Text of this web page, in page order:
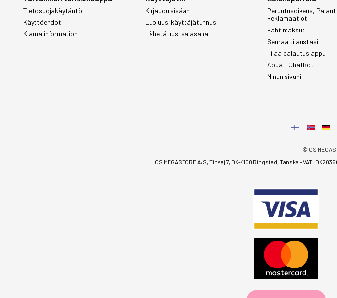
Tietosuojakäytäntö
Käyttöehdot
Klarna information
Kirjaudu sisään
Luo uusi käyttäjätunnus
Lähetä uusi salasana
Peruutusoikeus,
Reklamaatiot
Rahtimaksut
Seuraa tilaustasi
Tilaa palautuslappu
Apua - ChatBot
Minun sivuni
© CS
CS MEGASTORE A/S, Tinvej 7, DK-4100 Ringsted, Tanska - VAT: